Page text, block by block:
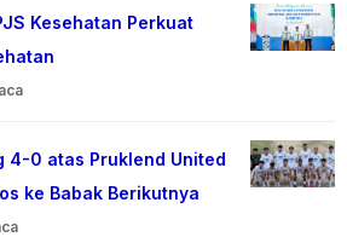
Kesehatan Perkuat
4-0 atas Pruklend United
ke Babak Berikutnya